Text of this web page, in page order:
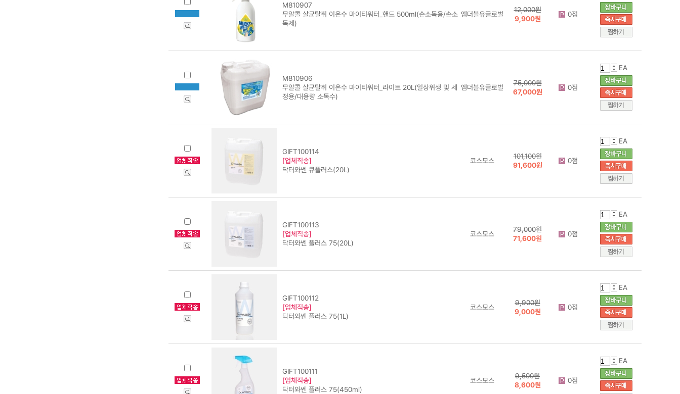
M810907
무알콜 살균탈취 이온수 마이티워터_핸드 500ml(손소독용/손소
독제)
엠더블유글로벌
12,000원
9,900원
0점
M810906
무알콜 살균탈취 이온수 마이티워터_라이트 20L(일상위생 및 세
정용/대용량 소독수)
엠더블유글로벌
75,000원
67,000원
0점
EA
GIFT100114
[업체직송]
닥터와쎈 큐플러스(20L)
코스모스
101,100원
91,600원
0점
EA
GIFT100113
[업체직송]
닥터와쎈 플러스 75(20L)
코스모스
79,000원
71,600원
0점
EA
GIFT100112
[업체직송]
닥터와쎈 플러스 75(1L)
코스모스
9,900원
9,000원
0점
EA
GIFT100111
[업체직송]
닥터와쎈 플러스 75(450ml)
코스모스
9,500원
8,600원
0점
EA